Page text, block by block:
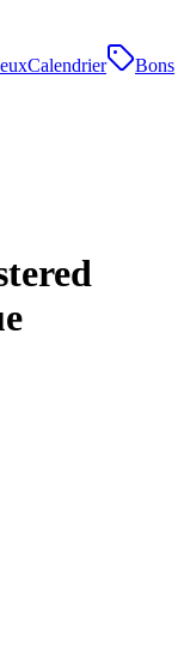
Calendrier
Bons